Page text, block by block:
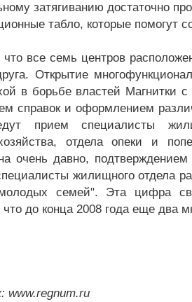
затягиванию достаточно
табло, которые помогут
все семь центров
Открытие
в борьбе властей Магнитки
справок и оформлением
прием специалисты
отдела опеки и
очень давно,
жилищного отдела
семей". Эта цифра
до конца 2008 года еще два
www.regnum.ru